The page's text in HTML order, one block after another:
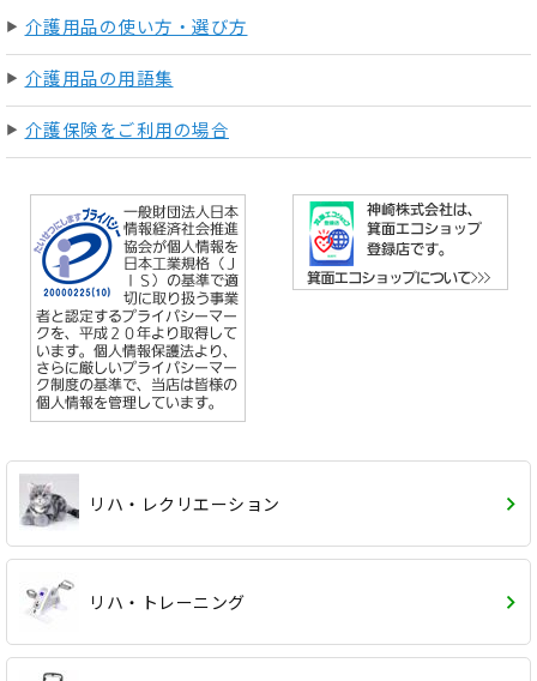
介護用品の使い方・選び方
介護用品の用語集
介護保険をご利用の場合
リハ・レクリエーション
リハ・トレーニング